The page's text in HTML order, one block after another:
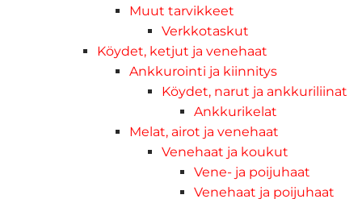
Muut tarvikkeet
Verkkotaskut
Köydet, ketjut ja venehaat
Ankkurointi ja kiinnitys
Köydet, narut ja ankkuriliinat
Ankkurikelat
Melat, airot ja venehaat
Venehaat ja koukut
Vene- ja poijuhaat
Venehaat ja poijuhaat